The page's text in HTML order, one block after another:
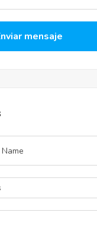
mensaje